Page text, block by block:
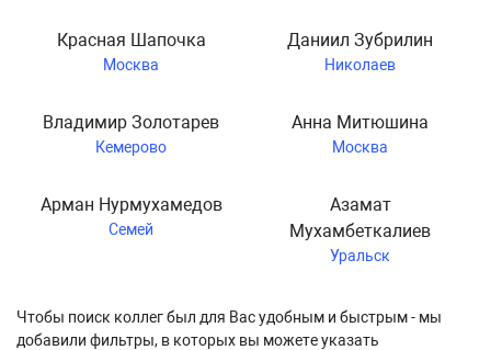
Красная Шапочка
Москва
Даниил Зубрилин
Николаев
Владимир Золотарев
Кемерово
Анна Митюшина
Москва
Арман Нурмухамедов
Семей
Азамат
Мухамбеткалиев
Уральск
Чтобы поиск коллег был для Вас удобным и быстрым - мы
добавили фильтры, в которых вы можете указать